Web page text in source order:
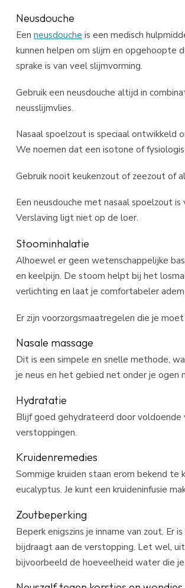
Neusdouche
Een neusdouche is een medisch
kunnen helpen om slijm en
sprake is van veel slijmvorming.
Gebruik een neusdouche altijd in
neusslijmvlies.
Nasaal spoelzout is speciaal ontwikkeld
We noemen dat een isotone of
Gebruik nooit keukenzout of zeezout of
Een neusdouche met nasaal spoelzout
Verslaving ligt niet op de loer.
NasoFree Neusdouche startset
spoelzout
Alhoewel er geen wetenschappelijke
en keelpijn. De stoom helpt bij het
verlichting en laat je comfortabeler
Er zijn voorzorgsmaatregelen die je
Nasale massage
Dit is een simpele en snelle methode,
je neus en het gebied net onder je
Hydratatie
Blijf goed gehydrateerd door
verstoppingen.
Kruidenremedies
Sommige kruiden staan erom bekend
eucalyptus. Je kunt een kruideninfusie
Zoutbeperking